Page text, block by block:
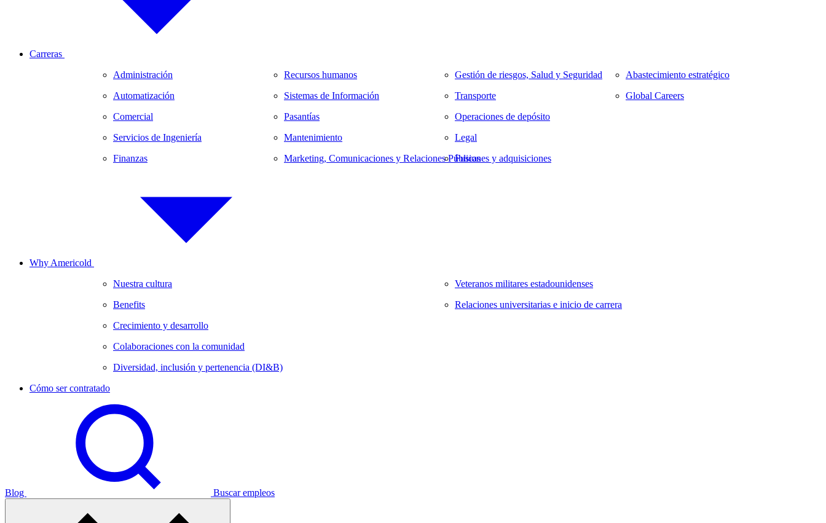
Carreras
Administración
Automatización
Comercial
Servicios de Ingeniería
Finanzas
Recursos humanos
Sistemas de Información
Pasantías
Mantenimiento
Marketing, Comunicaciones y Relaciones Públicas
Gestión de riesgos, Salud y Seguridad
Transporte
Operaciones de depósito
Legal
Fusiones y adquisiciones
Abastecimiento estratégico
Global Careers
Why Americold
Nuestra cultura
Benefits
Crecimiento y desarrollo
Colaboraciones con la comunidad
Diversidad, inclusión y pertenencia (DI&B)
Veteranos militares estadounidenses
Relaciones universitarias e inicio de carrera
Cómo ser contratado
Blog Buscar empleos